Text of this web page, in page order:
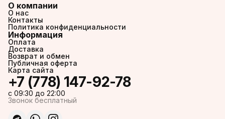
О компании
О нас
Контакты
Политика конфиденциальности
Информация
Оплата
Доставка
Возврат и обмен
Публичная оферта
Карта сайта
+7 (778) 147-92-78
c 09:30 до 22:00
Звонок бесплатный